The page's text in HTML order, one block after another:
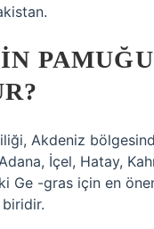
PAMUĞU
Akdeniz
İçel, Hatay,
Ge -gras için en